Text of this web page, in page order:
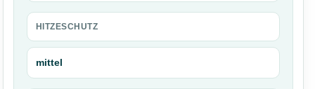
HITZESCHUTZ
mittel